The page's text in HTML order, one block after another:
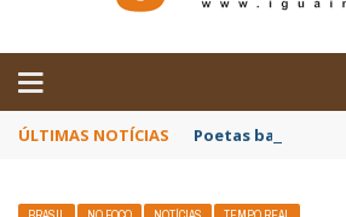
ÚLTIMAS NOTÍCIAS Poetas baianos